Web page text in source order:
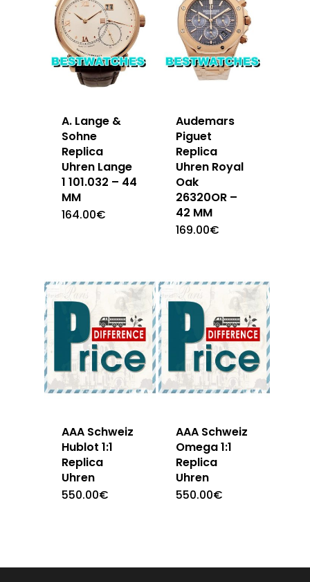
A. Lange &
Sohne
Replica
Uhren Lange
1 101.032 – 44
MM
164.00€
Audemars
Piguet
Replica
Uhren Royal
Oak
26320OR –
42 MM
169.00€
AAA Schweiz
Hublot 1:1
Replica
Uhren
550.00€
AAA Schweiz
Omega 1:1
Replica
Uhren
550.00€